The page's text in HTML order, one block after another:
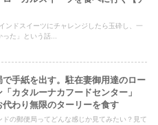
ンドスイーツにチャレンジしたら玉砕し、一
った」という話...
で手紙を出す。駐在妻御用達のロー
カタルーナカフードセンター」
代わり無限のターリーを食す
ドの郵便局ってどんな感じか見てみたい？見て